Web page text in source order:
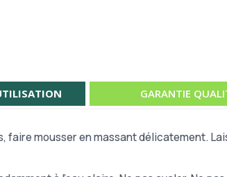
GARANTIE
faire mousser en massant délicatement.